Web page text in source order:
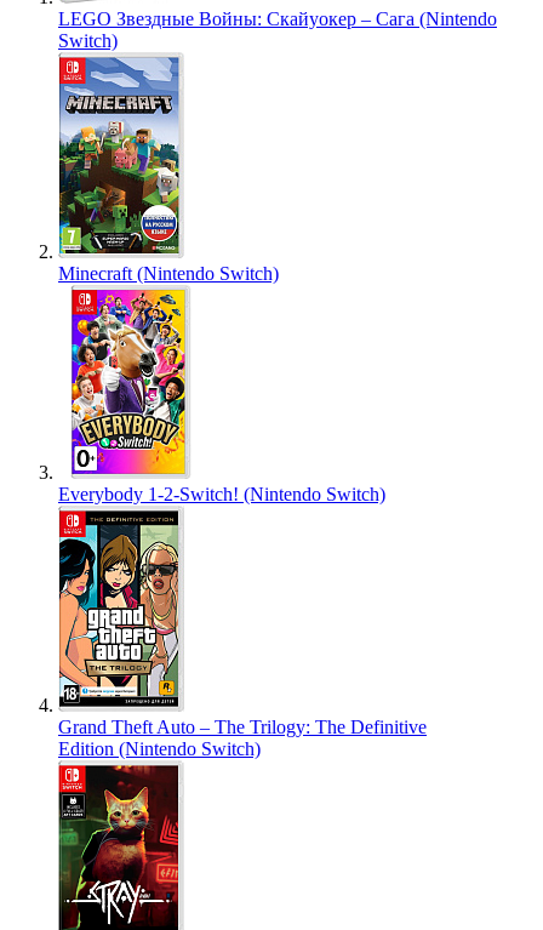
LEGO Звездные Войны: Скайуокер – Сага (Nintendo
Switch)
Minecraft (Nintendo Switch)
Everybody 1-2-Switch! (Nintendo Switch)
Grand Theft Auto – The Trilogy: The Definitive
Edition (Nintendo Switch)